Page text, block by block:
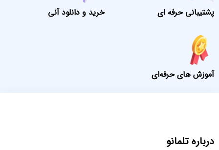
پشتیبانی حرفه ای خرید و دانلود آنی
آموزش های حرفه‌ای
درباره تلمانو